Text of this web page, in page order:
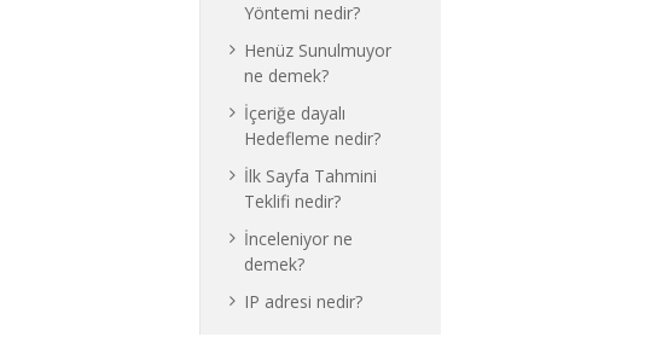
Yöntemi nedir?
Henüz Sunulmuyor
ne demek?
İçeriğe dayalı
Hedefleme nedir?
İlk Sayfa Tahmini
Teklifi nedir?
İnceleniyor ne
demek?
IP adresi nedir?